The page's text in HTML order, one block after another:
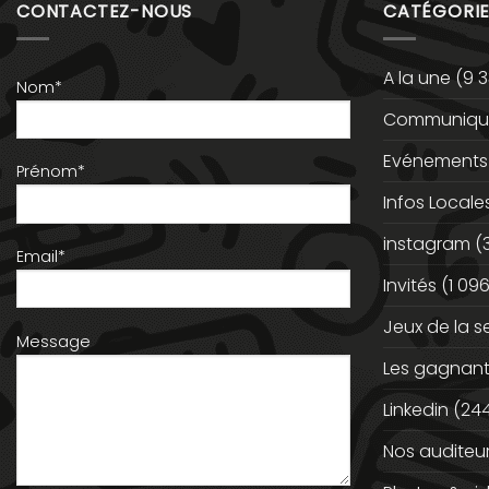
CONTACTEZ-NOUS
Nom*
Prénom*
Email*
Message
A la une (9
Evénements
Infos
instagram
Invités (1
Jeux de la
Les
Linkedin
Nos